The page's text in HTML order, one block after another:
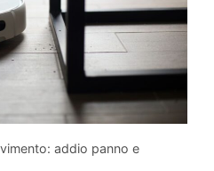
addio panno e